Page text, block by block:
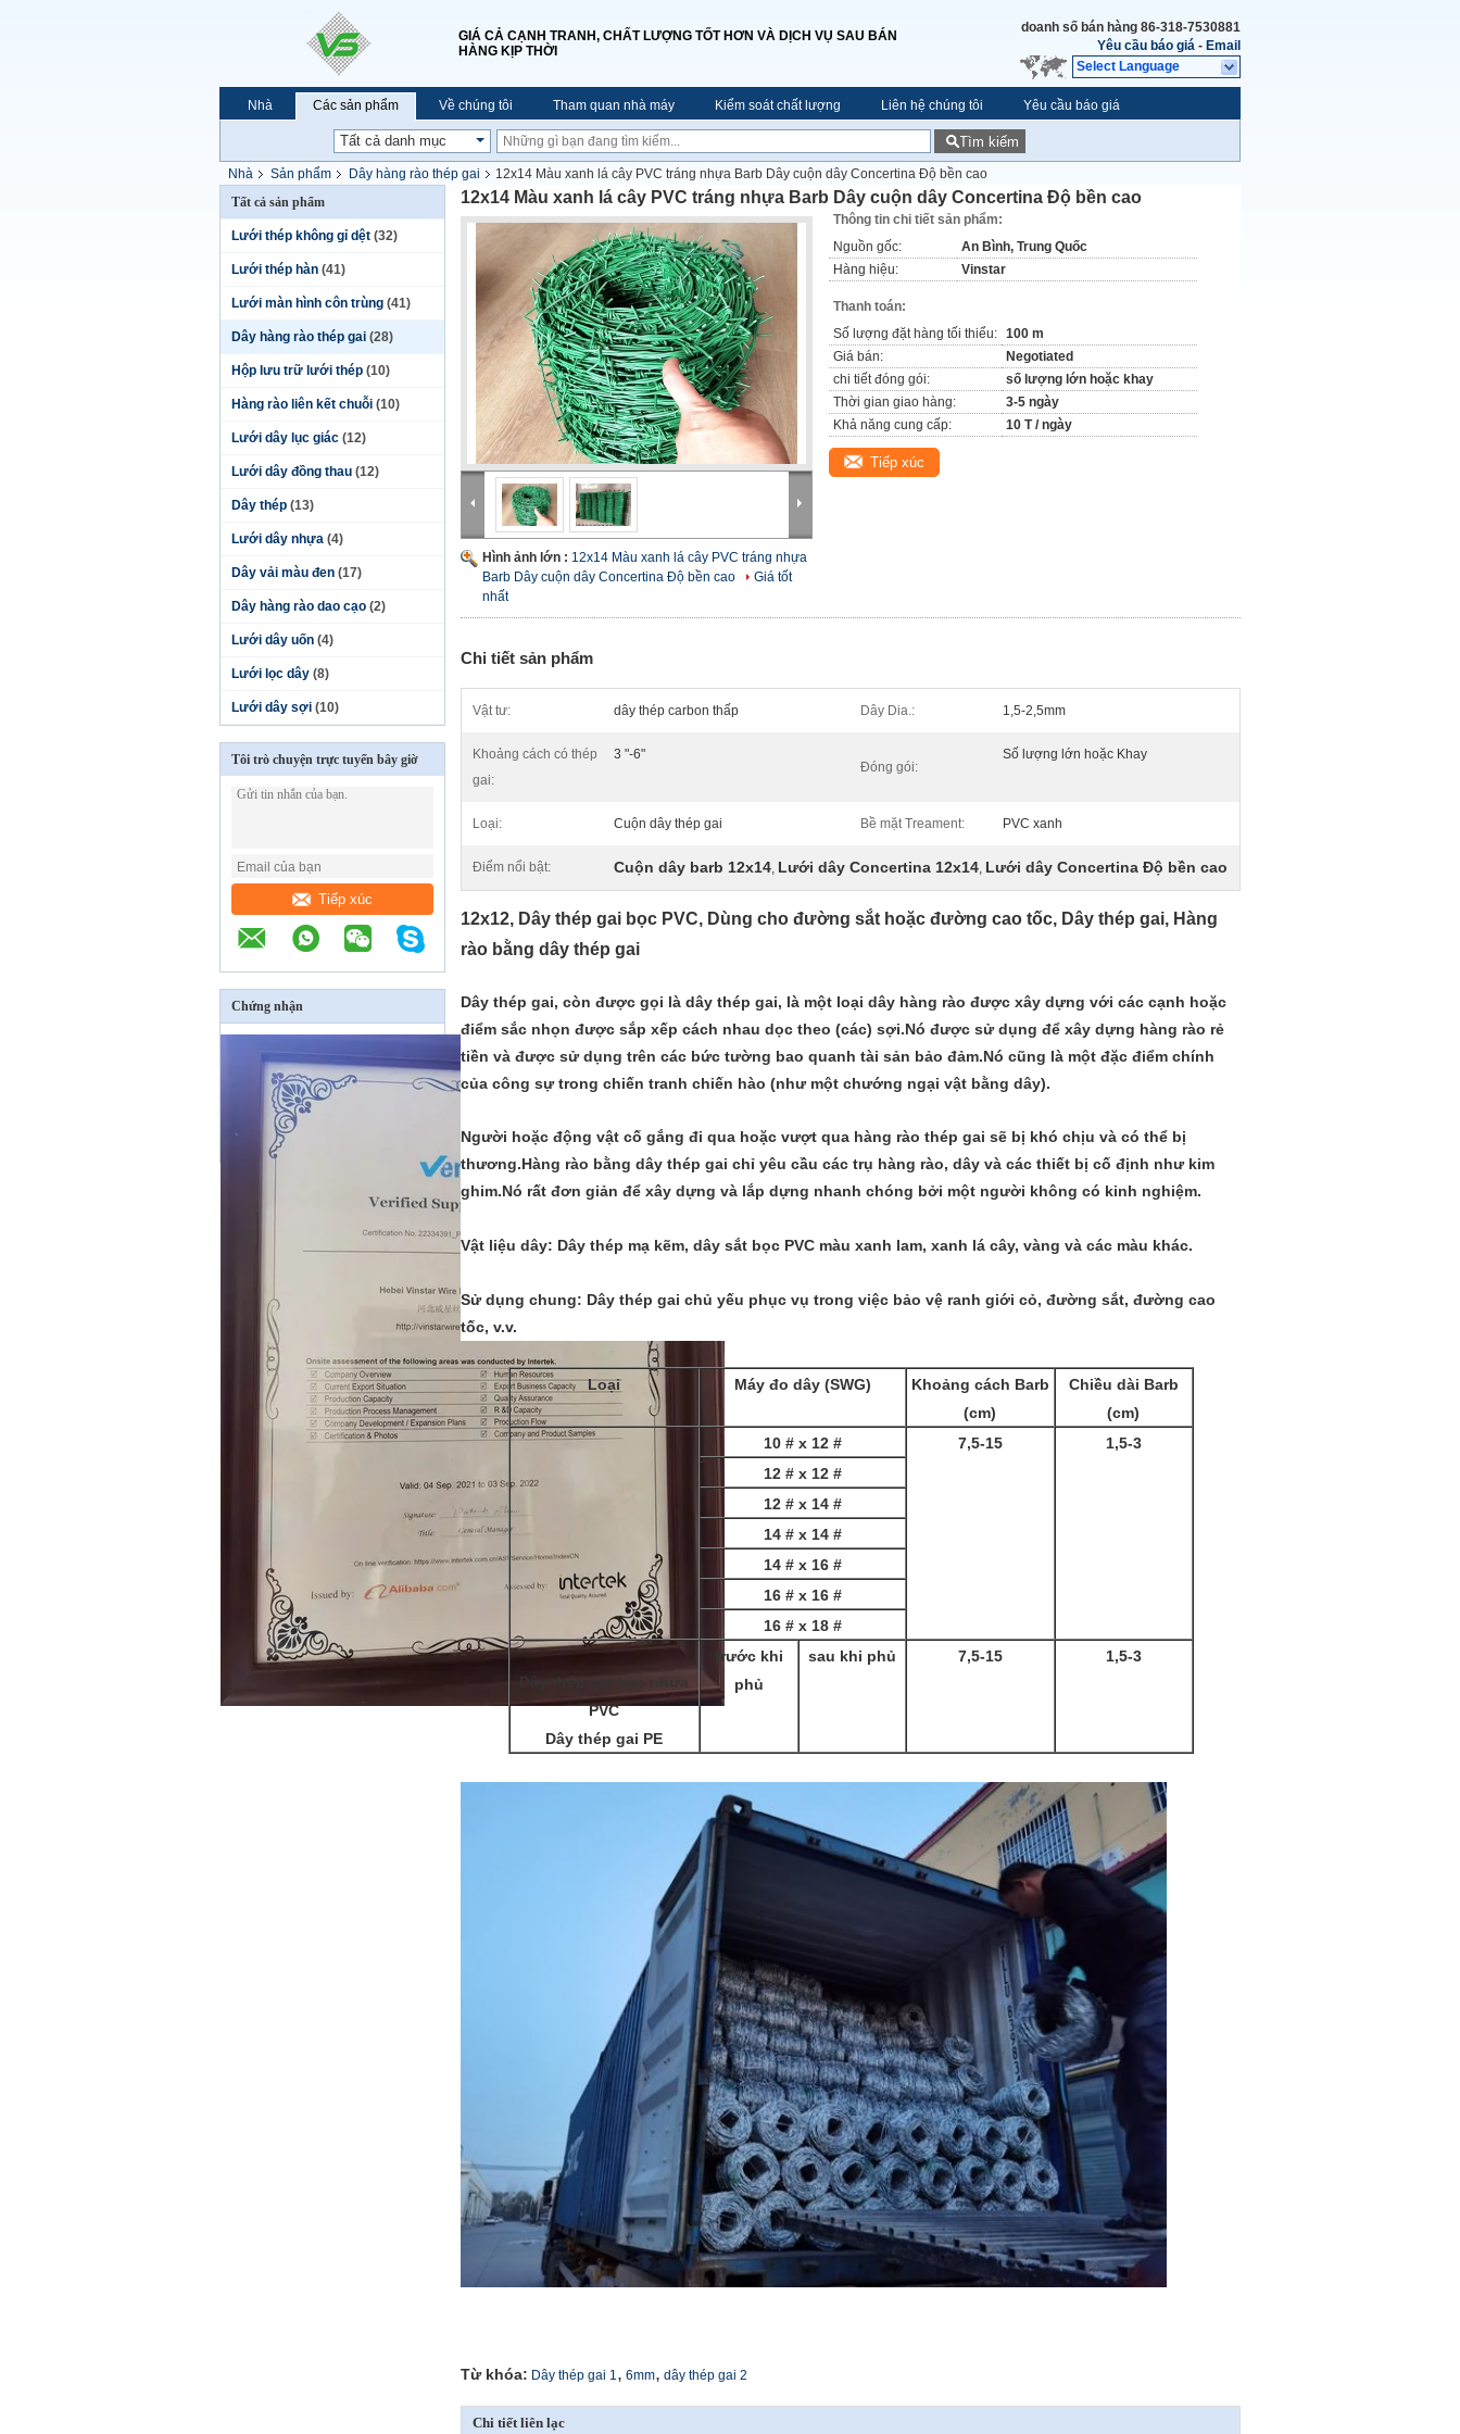
GIÁ CẢ CẠNH TRANH, CHẤT LƯỢNG TỐT HƠN VÀ DỊCH VỤ SAU BÁN
HÀNG KỊP THỜI
doanh số bán hàng 86-318-7530881
Yêu cầu báo giá - Email
Select Language
Nhà Các sản phẩm Về chúng tôi Tham quan nhà máy Kiểm soát chất lượng Liên hệ chúng tôi Yêu cầu báo giá
Tìm kiếm
Nhà Sản phẩm Dây hàng rào thép gai
12x14 Màu xanh lá cây PVC tráng nhựa Barb Dây cuộn dây Concertina Độ bền cao
Tất cả sản phẩm
Lưới thép không gỉ dệt (32)
Lưới thép hàn (41)
Lưới màn hình côn trùng (41)
Dây hàng rào thép gai (28)
Hộp lưu trữ lưới thép (10)
Hàng rào liên kết chuỗi (10)
Lưới dây lục giác (12)
Lưới dây đồng thau (12)
Dây thép (13)
Lưới dây nhựa (4)
Dây vải màu đen (17)
Dây hàng rào dao cạo (2)
Lưới dây uốn (4)
Lưới lọc dây (8)
Lưới dây sợi (10)
Tôi trò chuyện trực tuyến bây giờ
Tiếp xúc
Chứng nhận
12x14 Màu xanh lá cây PVC tráng nhựa Barb Dây cuộn dây Concertina Độ bền cao
Hình ảnh lớn : 12x14 Màu xanh lá cây PVC tráng nhựa
Barb Dây cuộn dây Concertina Độ bền cao
Giá tốt
nhất
Thông tin chi tiết sản phẩm:
Nguồn gốc:
An Bình, Trung Quốc
Hàng hiệu:
Vinstar
Thanh toán:
Số lượng đặt hàng tối thiểu: 100 m
Giá bán:
Negotiated
chi tiết đóng gói:
số lượng lớn hoặc khay
Thời gian giao hàng:
3-5 ngày
Khả năng cung cấp:
10 T / ngày
Tiếp xúc
Chi tiết sản phẩm
Vật tư: dây thép carbon thấp Dây Dia.: 1,5-2,5mm
Khoảng cách có thép
gai:
3 "-6"
Đóng gói:
Số lượng lớn hoặc Khay
Loại: Cuộn dây thép gai Bề mặt Treament: PVC xanh
Điểm nổi bật: Cuộn dây barb 12x14, Lưới dây Concertina 12x14, Lưới dây Concertina Độ bền cao
12x12, Dây thép gai bọc PVC, Dùng cho đường sắt hoặc đường cao tốc, Dây thép gai, Hàng
rào bằng dây thép gai
Dây thép gai, còn được gọi là dây thép gai, là một loại dây hàng rào được xây dựng với các cạnh hoặc
điểm sắc nhọn được sắp xếp cách nhau dọc theo (các) sợi.Nó được sử dụng để xây dựng hàng rào rẻ
tiền và được sử dụng trên các bức tường bao quanh tài sản bảo đảm.Nó cũng là một đặc điểm chính
của công sự trong chiến tranh chiến hào (như một chướng ngại vật bằng dây).
Người hoặc động vật cố gắng đi qua hoặc vượt qua hàng rào thép gai sẽ bị khó chịu và có thể bị
thương.Hàng rào bằng dây thép gai chỉ yêu cầu các trụ hàng rào, dây và các thiết bị cố định như kim
ghim.Nó rất đơn giản để xây dựng và lắp dựng nhanh chóng bởi một người không có kinh nghiệm.
Vật liệu dây: Dây thép mạ kẽm, dây sắt bọc PVC màu xanh lam, xanh lá cây, vàng và các màu khác.
Sử dụng chung: Dây thép gai chủ yếu phục vụ trong việc bảo vệ ranh giới cỏ, đường sắt, đường cao
tốc, v.v.
Loại Máy đo dây (SWG)
Khoảng cách Barb
(cm)
Chiều dài Barb
(cm)
10 # x 12 #
7,5-15
1,5-3
12 # x 12 #
12 # x 14 #
14 # x 14 #
14 # x 16 #
16 # x 16 #
16 # x 18 #
Dây thép gai bọc nhựa
PVC
Dây thép gai PE
trước khi
phủ
sau khi phủ 7,5-15 1,5-3
Từ khóa: Dây thép gai 1, 6mm, dây thép gai 2
Chi tiết liên lạc